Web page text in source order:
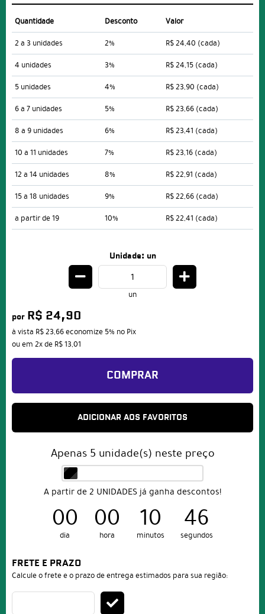
Quantidade Desconto
Valor
2 a 3 unidades
2% R$ 24,40 (cada)
4 unidades
3% R$ 24,15 (cada)
5 unidades
4% R$ 23,90 (cada)
6 a 7 unidades
5% R$ 23,66 (cada)
8 a 9 unidades
6% R$ 23,41 (cada)
10 a 11 unidades
7% R$ 23,16 (cada)
12 a 14 unidades
8% R$ 22,91 (cada)
15 a 18 unidades
9% R$ 22,66 (cada)
a partir de 19
10% R$ 22,41 (cada)
Unidade: un
un
por R$ 24,90
à vista R$ 23,66economize 5% no Pix
ou em 2xde R$ 13,01
COMPRAR
ADICIONAR AOS FAVORITOS
Apenas 5 unidade(s) neste preço
A partir de 2 UNIDADES já ganha descontos!
00
dia
00
hora
10
minutos
46
segundos
FRETE E PRAZO
Calcule o frete e o prazo de entrega estimados para sua região: